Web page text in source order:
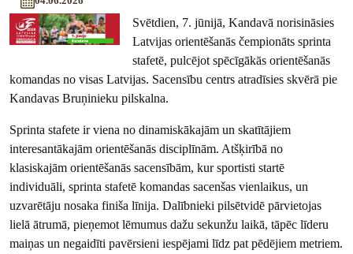
Svētdien, 7. jūnijā, Kandavā norisināsies
Latvijas orientēšanās čempionāts sprinta
stafetē, pulcējot spēcīgākās orientēšanās
komandas no visas Latvijas. Sacensību centrs atradīsies skvērā pie
Kandavas Bruņinieku pilskalna.
Sprinta stafete ir viena no dinamiskākajām un skatītājiem
interesantākajām orientēšanās disciplīnām. Atšķirībā no
klasiskajām orientēšanās sacensībām, kur sportisti startē
individuāli, sprinta stafetē komandas sacenšas vienlaikus, un
uzvarētāju nosaka finiša līnija. Dalībnieki pilsētvidē pārvietojas
lielā ātrumā, pieņemot lēmumus dažu sekunžu laikā, tāpēc līderu
maiņas un negaidīti pavērsieni iespējami līdz pat pēdējiem metriem.